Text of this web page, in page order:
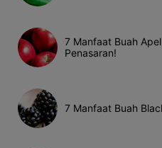
7 Manfaat Buah
Penasaran!
7 Manfaat Buah